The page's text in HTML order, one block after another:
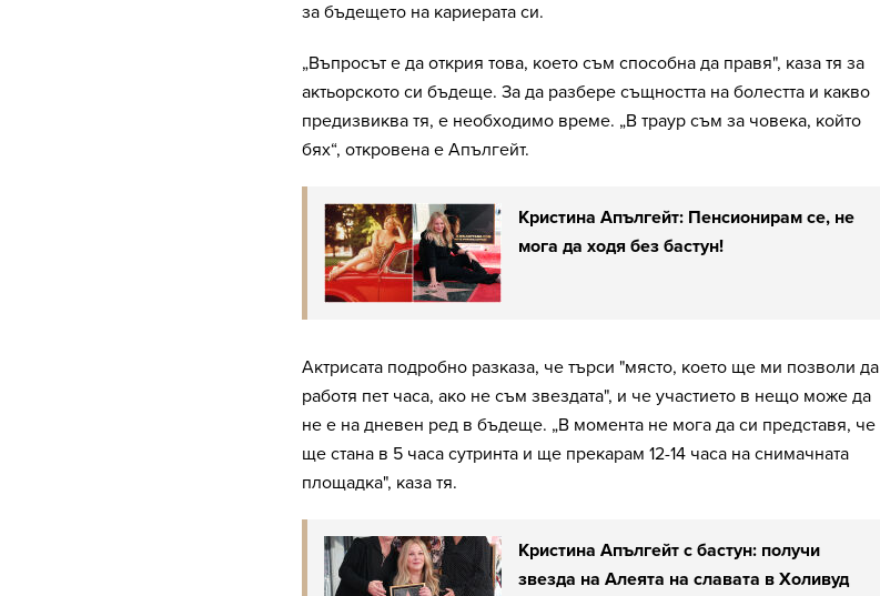
за бъдещето на кариерата си.
„Въпросът е да открия това, което съм способна да правя", каза тя за
актьорското си бъдеще. За да разбере същността на болестта и какво
предизвиква тя, е необходимо време. „В траур съм за човека, който
бях“, откровена е Апългейт.
Кристина Апългейт: Пенсионирам се, не
мога да ходя без бастун!
Актрисата подробно разказа, че търси "място, което ще ми позволи да
работя пет часа, ако не съм звездата", и че участието в нещо може да
не е на дневен ред в бъдеще. „В момента не мога да си представя, че
ще стана в 5 часа сутринта и ще прекарам 12-14 часа на снимачната
площадка", каза тя.
Кристина Апългейт с бастун: получи
звезда на Алеята на славата в Холивуд